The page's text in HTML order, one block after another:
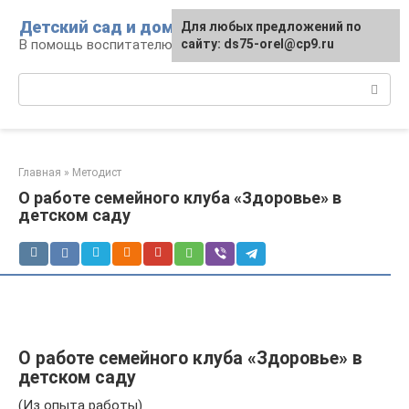
контенту
Детский сад и дом
В помощь воспитателю и родителям
Главная » Методист
О работе семейного клуба «Здоровье» в
детском саду
О работе семейного клуба «Здоровье» в
детском саду
(Из опыта работы)
Для любых предложений по
сайту: ds75-orel@cp9.ru